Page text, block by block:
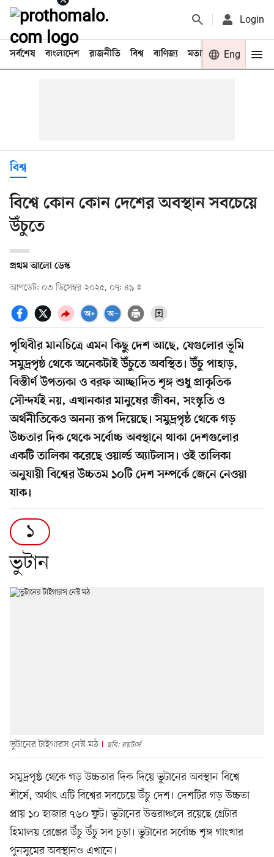
Login
সর্বশেষ বাংলাদেশ রাজনীতি বিশ্ব বাণিজ্য মতামত খেলা
Eng
বিশ্ব
বিশ্বে কোন কোন দেশের অবস্থান সবচেয়ে
উঁচুতে
প্রথম আলো ডেস্ক
আপডেট: ০৩ ডিসেম্বর ২০২৫, ০৭: ৪৯
পৃথিবীর মানচিত্রে এমন কিছু দেশ আছে, যেগুলোর ভূমি
সমুদ্রপৃষ্ঠ থেকে অনেকটাই উঁচুতে অবস্থিত। উঁচু পাহাড়,
বিস্তীর্ণ উপত্যকা ও বরফ আচ্ছাদিত শৃঙ্গ শুধু প্রাকৃতিক
সৌন্দর্যই নয়, এখানকার মানুষের জীবন, সংস্কৃতি ও
অর্থনীতিকেও অনন্য রূপ দিয়েছে। সমুদ্রপৃষ্ঠ থেকে গড়
উচ্চতার দিক থেকে সর্বোচ্চ অবস্থানে থাকা দেশগুলোর
একটি তালিকা করেছে ওয়ার্ল্ড অ্যাটলাস। ওই তালিকা
অনুযায়ী বিশ্বের উচ্চতম ১০টি দেশ সম্পর্কে জেনে নেওয়া
যাক।
১
ভুটান
ভুটানের টাইগারস নেস্ট মঠ ছবি: রয়টার্স
সমুদ্রপৃষ্ঠ থেকে গড় উচ্চতার দিক দিয়ে ভুটানের অবস্থান বিশ্বে
শীর্ষে, অর্থাৎ এটি বিশ্বের সবচেয়ে উঁচু দেশ। দেশটির গড় উচ্চতা
প্রায় ১০ হাজার ৭৬০ ফুট। ভুটানের উত্তরাঞ্চলে রয়েছে গ্রেটার
হিমালয় রেঞ্জের উঁচু উঁচু সব চূড়া। ভুটানের সর্বোচ্চ শৃঙ্গ গাংখার
পুনসুমের অবস্থানও এখানে।